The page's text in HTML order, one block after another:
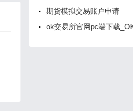
期货模拟交易账户申请
ok交易所官网pc端下载_OKX官方网站端电